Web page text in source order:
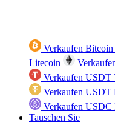
Verkaufen Bitcoin
Litecoin
Verkaufen USDT
Verkaufen USDT
Verkaufen USDC
Tauschen Sie